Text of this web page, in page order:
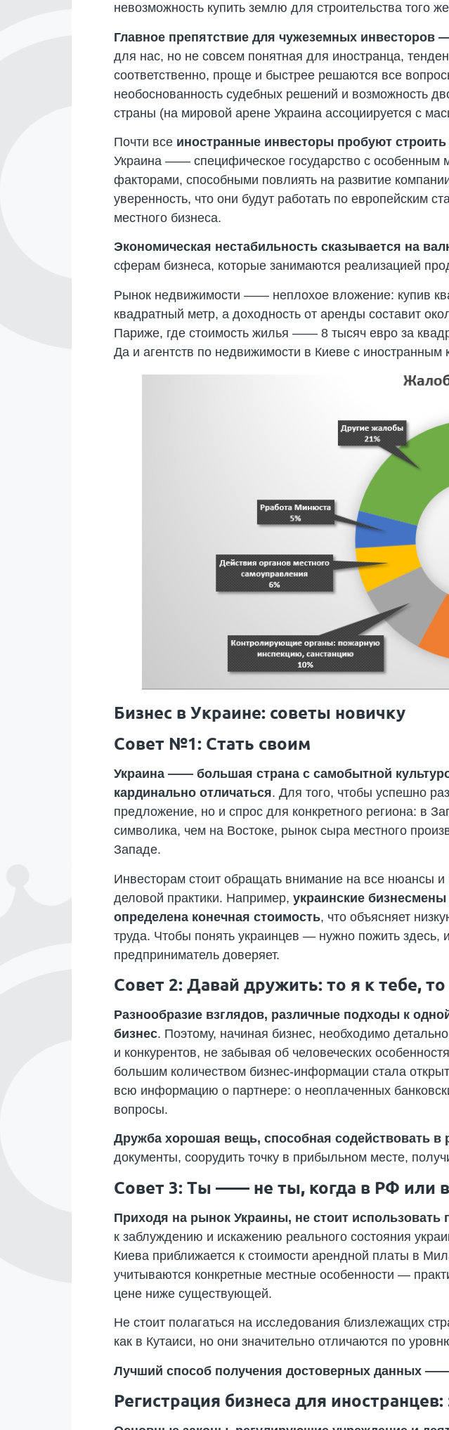
невозможность купить землю для строительства того
Главное препятствие для чужеземных инвесторов
для нас, но не совсем понятная для иностранца,
соответственно, проще и быстрее решаются все
необоснованность судебных решений и возможность
страны (на мировой арене Украина ассоциируется с
Почти все иностранные инвесторы пробуют
Украина —— специфическое государство с особенным
факторами, способными повлиять на развитие
уверенность, что они будут работать по европейским
местного бизнеса.
Экономическая нестабильность сказывается на
сферам бизнеса, которые занимаются реализацией
Рынок недвижимости —— неплохое вложение: купив
квадратный метр, а доходность от аренды составит
Париже, где стоимость жилья —— 8 тысяч евро за
Да и агентств по недвижимости в Киеве с
Бизнес в Украине: советы новичку
Совет №1: Стать своим
Украина —— большая страна с самобытной
кардинально отличаться. Для того, чтобы успешно
предложение, но и спрос для конкретного региона: в
символика, чем на Востоке, рынок сыра местного
Западе.
Инвесторам стоит обращать внимание на все нюансы и
деловой практики. Например, украинские
определена конечная стоимость, что объясняет
труда. Чтобы понять украинцев — нужно пожить
предприниматель доверяет.
Совет 2: Давай дружить: то я к тебе,
Разнообразие взглядов, различные подходы к
бизнес. Поэтому, начиная бизнес, необходимо
и конкурентов, не забывая об человеческих
большим количеством бизнес-информации стала
всю информацию о партнере: о неоплаченных
вопросы.
Дружба хорошая вещь, способная содействовать в
документы, соорудить точку в прибыльном месте,
Совет 3: Ты —— не ты, когда в РФ или
Приходя на рынок Украины, не стоит
к заблуждению и искажению реального состояния
Киева приближается к стоимости арендной платы в
учитываются конкретные местные особенности —
цене ниже существующей.
Не стоит полагаться на исследования близлежащих
как в Кутаиси, но они значительно отличаются по
Лучший способ получения достоверных данных
Регистрация бизнеса для